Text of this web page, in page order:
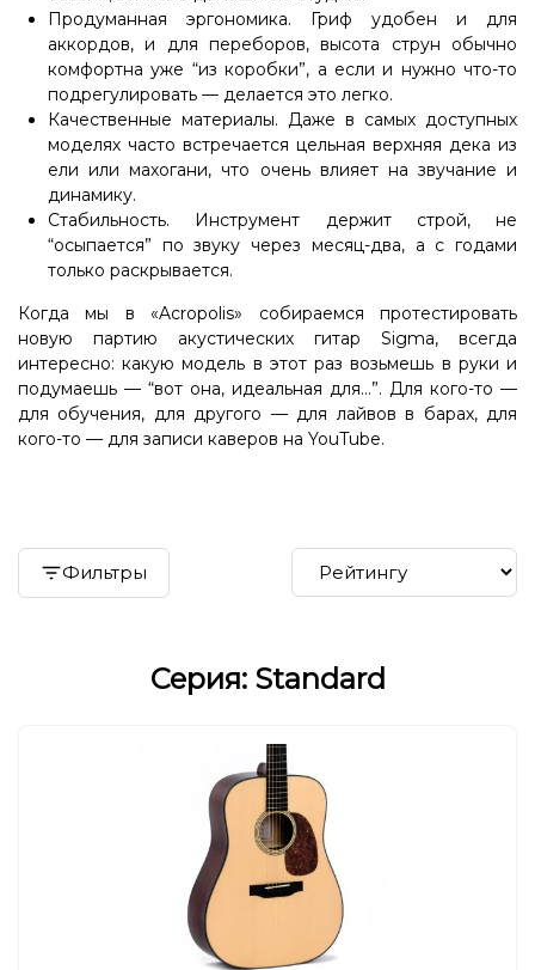
Продуманная эргономика. Гриф удобен и для
аккордов, и для переборов, высота струн обычно
комфортна уже “из коробки”, а если и нужно что-то
подрегулировать — делается это легко.
Качественные материалы. Даже в самых доступных
моделях часто встречается цельная верхняя дека из
ели или махогани, что очень влияет на звучание и
динамику.
Стабильность. Инструмент держит строй, не
“осыпается” по звуку через месяц-два, а с годами
только раскрывается.
Когда мы в «Acropolis» собираемся протестировать
новую партию акустических гитар Sigma, всегда
интересно: какую модель в этот раз возьмешь в руки и
подумаешь — “вот она, идеальная для...”. Для кого-то —
для обучения, для другого — для лайвов в барах, для
кого-то — для записи каверов на YouTube.
Фильтры
Серия: Standard